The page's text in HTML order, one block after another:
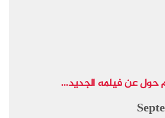
حول عن فيلمه الجديد...